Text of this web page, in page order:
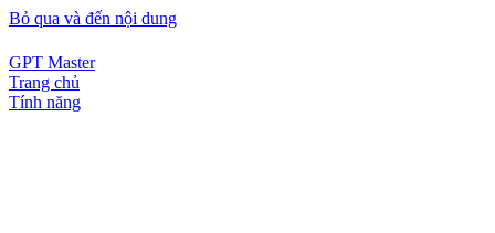
Bỏ qua và đến nội dung
GPT Master
Trang chủ
Tính năng